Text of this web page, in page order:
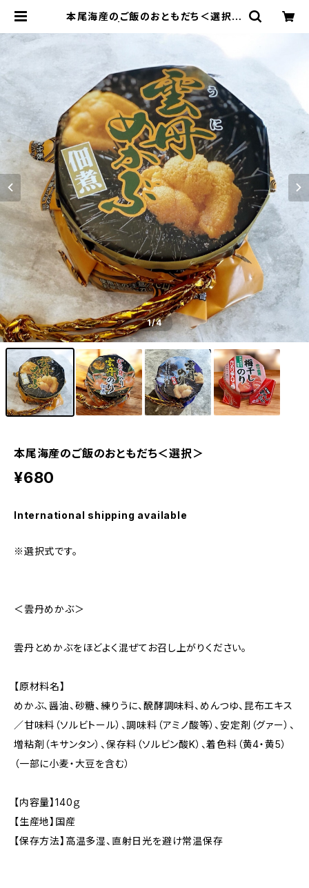
本尾海産のご飯のおともだち＜選択＞
1/4
本尾海産のご飯のおともだち＜選択＞
¥680
International shipping available
※選択式です。
＜雲丹めかぶ＞
雲丹とめかぶをほどよく混ぜてお召し上がりください。
【原材料名】
めかぶ、醤油、砂糖、練りうに、醗酵調味料、めんつゆ、昆布エキス
／甘味料（ソルビトール）、調味料（アミノ酸等）、安定剤（グァー）、
増粘剤（キサンタン）、保存料（ソルビン酸K）、着色料（黄4・黄5）
（一部に小麦・大豆を含む）
【内容量】140ｇ
【生産地】国産
【保存方法】高温多湿、直射日光を避け常温保存